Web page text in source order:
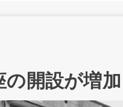
の開設が増加